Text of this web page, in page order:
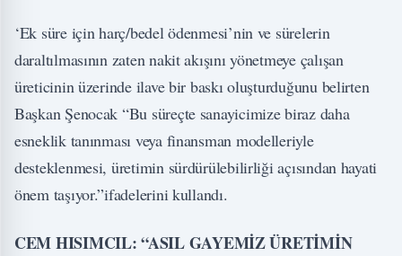
‘Ek süre için harç/bedel ödenmesi’nin ve sürelerin
daraltılmasının zaten nakit akışını yönetmeye çalışan
üreticinin üzerinde ilave bir baskı oluşturduğunu belirten
Başkan Şenocak “Bu süreçte sanayicimize biraz daha
esneklik tanınması veya finansman modelleriyle
desteklenmesi, üretimin sürdürülebilirliği açısından hayati
önem taşıyor.”ifadelerini kullandı.
CEM HISIMCIL: “ASIL GAYEMİZ ÜRETİMİN